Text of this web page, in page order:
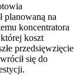
planowaną na
koncentratora
koszt
przedsięwzięcie
się do